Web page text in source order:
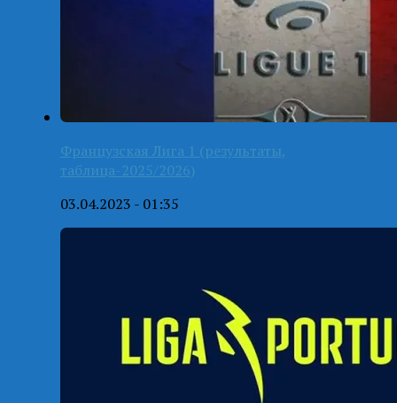
Французская Лига 1 (результаты,
таблица-2025/2026)
03.04.2023 - 01:35